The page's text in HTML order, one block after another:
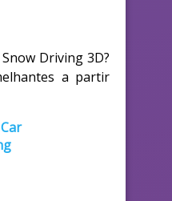
Driving 3D?
a partir